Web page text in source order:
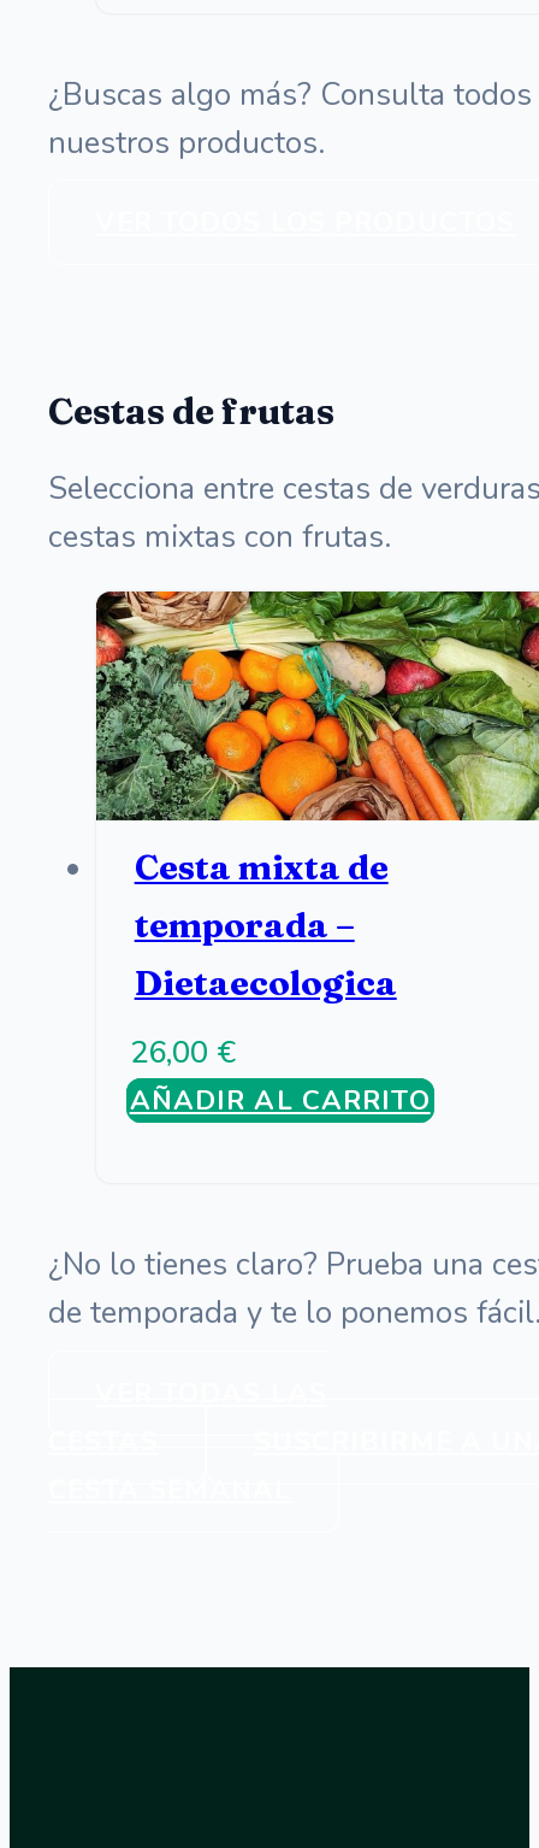
¿Buscas algo más? Consulta todos
nuestros productos.
Cestas de frutas
Selecciona entre cestas de
cestas mixtas con frutas.
Cesta mixta de
temporada –
Dietaecologica
26,00 €
AÑADIR AL CARRITO
¿No lo tienes claro? Prueba una
de temporada y te lo ponemos